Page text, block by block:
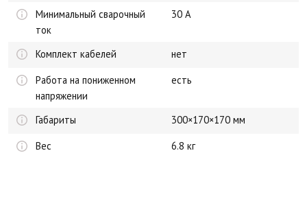
Минимальный сварочный
ток
30 А
Комплект кабелей
нет
Работа на пониженном
напряжении
есть
Габариты
300×170×170 мм
Вес
6.8 кг